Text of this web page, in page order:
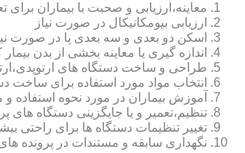
معاینه،ارزیابی و صحبت با بیماران برای
ارزیابی بیومکانیکال در صورت نیاز
اسکن دو بعدی و سه بعدی پا در صورت
اندازه گیری یا معاینه بخشی از بدن
طراحی و ساخت دستگاه های
انتخاب مواد مورد استفاده برای ساخت
آموزش بیماران در مورد نحوه استفاده
تنظیم،تعمیر و یا جایگزینی دستگاه های
تغییر تنظیمات دستگاه ها برای راحتی
نگهداری سابقه و مستندات در پرونده های